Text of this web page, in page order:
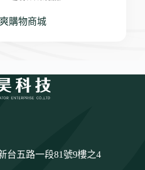
購物商城
台五路一段81號9樓之4